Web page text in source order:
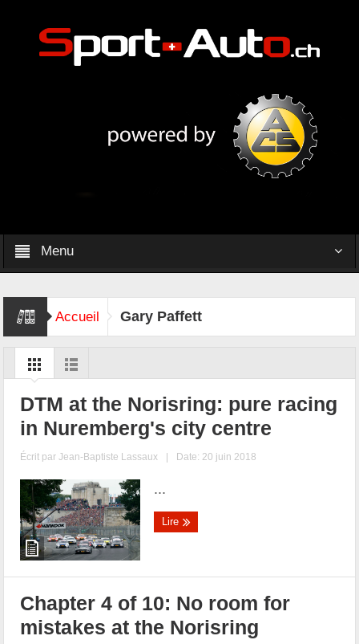
Menu
Accueil Gary Paffett
DTM at the Norisring: pure racing
in Nuremberg's city centre
Écrit parJean-Baptiste Lassaux | Date: 20 juin 2018
...
Lire
Chapter 4 of 10: No room for
mistakes at the Norisring